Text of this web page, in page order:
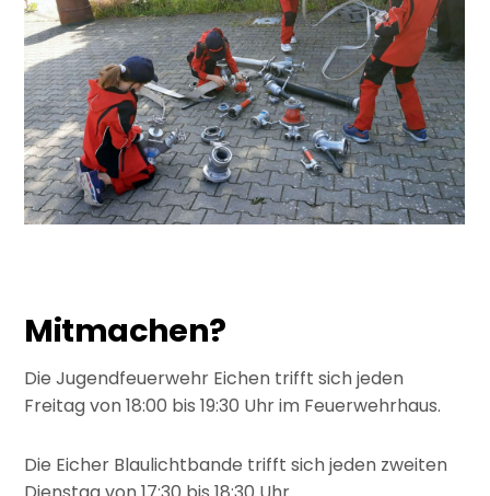
Mitmachen?
Die Jugendfeuerwehr Eichen trifft sich jeden
Freitag von 18:00 bis 19:30 Uhr im Feuerwehrhaus.
Die Eicher Blaulichtbande trifft sich jeden zweiten